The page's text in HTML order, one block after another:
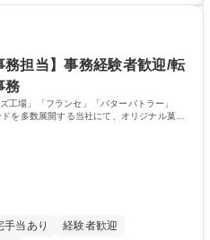
勤務可】
リッド勤務、時短勤務など個々のラ
可能です。育児や介護との両立も応
学院 大学 語学力： 資格：
務担当】事務経験者歓迎/転
務
工場」「フランセ」「バターバトラー」
を多数展開する当社にて、オリジナル菓子
。
手当あり
経験者歓迎